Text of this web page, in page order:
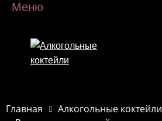
Меню
Главная
Алкогольные коктейли